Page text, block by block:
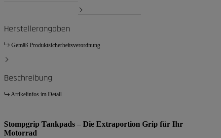
Herstellerangaben
Gemäß Produktsicherheitsverordnung
Beschreibung
Artikelinfos im Detail
Stompgrip Tankpads – Die Extraportion Grip für Ihr
Motorrad